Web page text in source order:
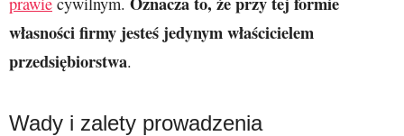
własności firmy jesteś jedynym właścicielem
przedsiębiorstwa.
Wady i zalety prowadzenia